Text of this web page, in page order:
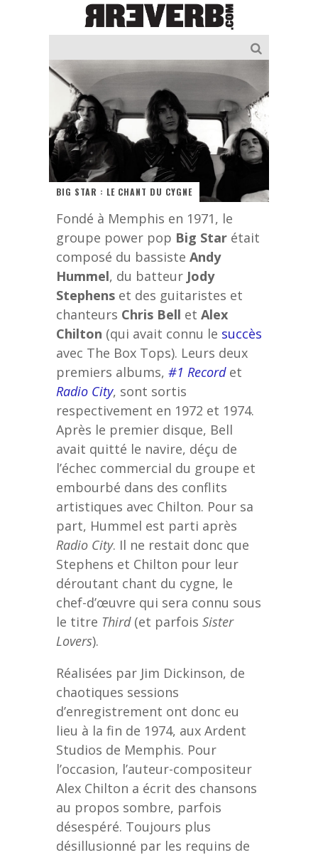
BIG STAR : LE CHANT DU CYGNE
Fondé à Memphis en 1971, le
groupe power pop Big Star était
composé du bassiste Andy
Hummel, du batteur Jody
Stephens et des guitaristes et
chanteurs Chris Bell et Alex
Chilton (qui avait connu le succès
avec The Box Tops). Leurs deux
premiers albums, #1 Record et
Radio City, sont sortis
respectivement en 1972 et 1974.
Après le premier disque, Bell
avait quitté le navire, déçu de
l’échec commercial du groupe et
embourbé dans des conflits
artistiques avec Chilton. Pour sa
part, Hummel est parti après
Radio City. Il ne restait donc que
Stephens et Chilton pour leur
déroutant chant du cygne, le
chef-d’œuvre qui sera connu sous
le titre Third(et parfois Sister
Lovers).
Réalisées par Jim Dickinson, de
chaotiques sessions
d’enregistrement ont donc eu
lieu à la fin de 1974, aux Ardent
Studios de Memphis. Pour
l’occasion, l’auteur-compositeur
Alex Chilton a écrit des chansons
au propos sombre, parfois
désespéré. Toujours plus
désillusionné par les requins de